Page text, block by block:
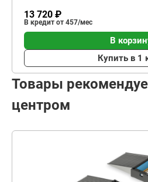
13 720 ₽
В кредит от 457/мес
В
Купить в 1
Товары
центром